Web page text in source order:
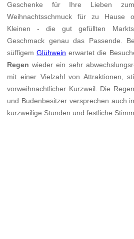
Geschenke für Ihre Lieben
Weihnachtsschmuck für zu Hause
Kleinen - die gut gefüllten
Geschmack genau das Passende.
süffigemGlühwein erwartet die
Regen wieder ein sehr
mit einer Vielzahl von Attraktionen,
vorweihnachtlicher Kurzweil. Die
und Budenbesitzer versprechen auch
kurzweilige Stunden und festliche